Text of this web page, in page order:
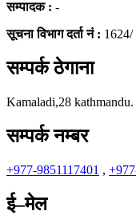
सम्पादक : -
सूचना विभाग दर्ता नं : 1624/
सम्पर्क ठेगाना
Kamaladi,28 kathmandu.
सम्पर्क नम्बर
+977-9851117401 ,
ई–मेल